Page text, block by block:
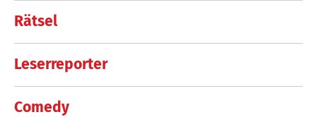
Rätsel
Leserreporter
Comedy